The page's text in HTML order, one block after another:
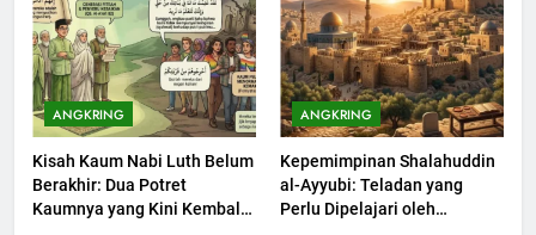
ANGKRING
Kisah Kaum Nabi Luth Belum
Berakhir: Dua Potret
Kaumnya yang Kini Kembali
ANGKRING
Kepemimpinan Shalahuddin
al-Ayyubi: Teladan yang
Perlu Dipelajari oleh
KHUTBAH
1
Khutbah Jumat: Mengapa Orang
Dengki Tak Akan Pernah
Berjaya?
KHUTBAH